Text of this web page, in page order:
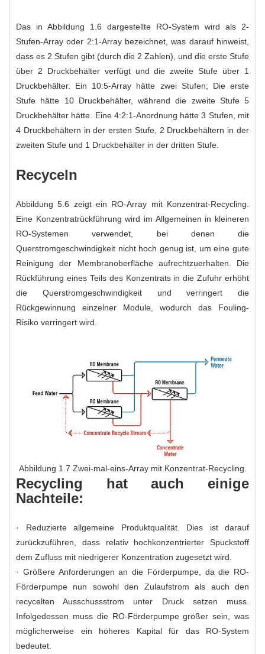
Das in Abbildung 1.6 dargestellte RO-System wird als 2-
Stufen-Array oder 2:1-Array bezeichnet, was darauf hinweist,
dass es 2 Stufen gibt (durch die 2 Zahlen), und die erste Stufe
über 2 Druckbehälter verfügt und die zweite Stufe über 1
Druckbehälter. Ein 10:5-Array hätte zwei Stufen; Die erste
Stufe hätte 10 Druckbehälter, während die zweite Stufe 5
Druckbehälter hätte. Eine 4:2:1-Anordnung hätte 3 Stufen, mit
4 Druckbehältern in der ersten Stufe, 2 Druckbehältern in der
zweiten Stufe und 1 Druckbehälter in der dritten Stufe.
Recyceln
Abbildung 5.6 zeigt ein RO-Array mit Konzentrat-Recycling.
Eine Konzentratrückführung wird im Allgemeinen in kleineren
RO-Systemen verwendet, bei denen die
Querstromgeschwindigkeit nicht hoch genug ist, um eine gute
Reinigung der Membranoberfläche aufrechtzuerhalten. Die
Rückführung eines Teils des Konzentrats in die Zufuhr erhöht
die Querstromgeschwindigkeit und verringert die
Rückgewinnung einzelner Module, wodurch das Fouling-
Risiko verringert wird.
Abbildung 1.7 Zwei-mal-eins-Array mit Konzentrat-Recycling.
Recycling hat auch einige
Nachteile:
· Reduzierte allgemeine Produktqualität. Dies ist darauf
zurückzuführen, dass relativ hochkonzentrierter Spuckstoff
dem Zufluss mit niedrigerer Konzentration zugesetzt wird.
· Größere Anforderungen an die Förderpumpe, da die RO-
Förderpumpe nun sowohl den Zulaufstrom als auch den
recycelten Ausschussstrom unter Druck setzen muss.
Infolgedessen muss die RO-Förderpumpe größer sein, was
möglicherweise ein höheres Kapital für das RO-System
bedeutet.